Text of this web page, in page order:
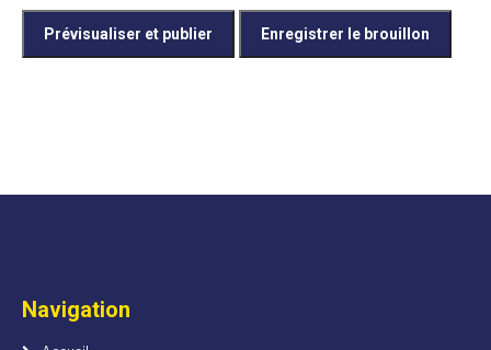
Navigation